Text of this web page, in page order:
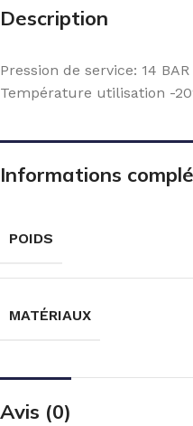
Description
Pression de service: 14 BAR
Température utilisation -
Informations
POIDS
MATÉRIAUX
Avis (0)